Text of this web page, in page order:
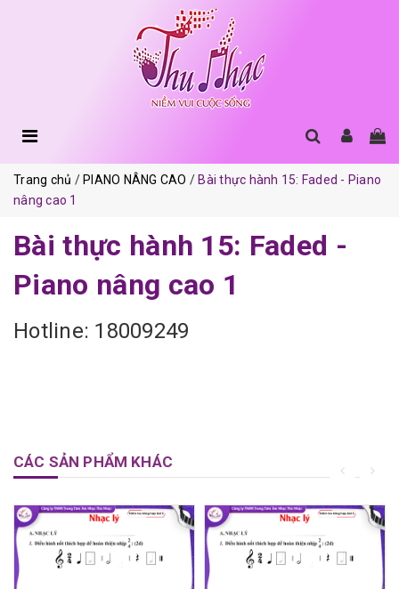
Trang chủ PIANO NÂNG CAO
Bài thực hành 15: Faded - Piano
nâng cao 1
Bài thực hành 15: Faded -
Piano nâng cao 1
Hotline: 18009249
CÁC SẢN PHẨM KHÁC